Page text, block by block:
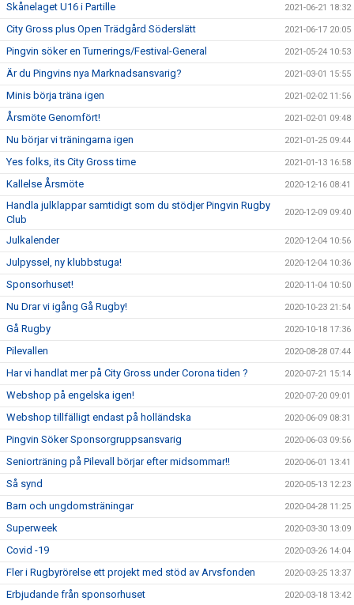
Skånelaget U16 i Partille 2021-06-21 18:32
City Gross plus Open Trädgård Söderslätt 2021-06-17 20:05
Pingvin söker en Turnerings/Festival-General 2021-05-24 10:53
Är du Pingvins nya Marknadsansvarig? 2021-03-01 15:55
Minis börja träna igen 2021-02-02 11:56
Årsmöte Genomfört! 2021-02-01 09:48
Nu börjar vi träningarna igen 2021-01-25 09:44
Yes folks, its City Gross time 2021-01-13 16:58
Kallelse Årsmöte 2020-12-16 08:41
Handla julklappar samtidigt som du stödjer Pingvin Rugby
Club
2020-12-09 09:40
Julkalender 2020-12-04 10:56
Julpyssel, ny klubbstuga! 2020-12-04 10:36
Sponsorhuset! 2020-11-04 10:50
Nu Drar vi igång Gå Rugby! 2020-10-23 21:54
Gå Rugby 2020-10-18 17:36
Pilevallen 2020-08-28 07:44
Har vi handlat mer på City Gross under Corona tiden ? 2020-07-21 15:14
Webshop på engelska igen! 2020-07-20 09:01
Webshop tillfälligt endast på holländska 2020-06-09 08:31
Pingvin Söker Sponsorgruppsansvarig 2020-06-03 09:56
Seniorträning på Pilevall börjar efter midsommar!! 2020-06-01 13:41
Så synd 2020-05-13 12:23
Barn och ungdomsträningar 2020-04-28 11:25
Superweek 2020-03-30 13:09
Covid -19 2020-03-26 14:04
Fler i Rugbyrörelse ett projekt med stöd av Arvsfonden 2020-03-25 13:37
Erbjudande från sponsorhuset 2020-03-18 13:42